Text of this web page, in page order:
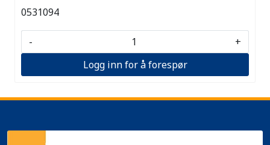
0531094
-
+
Logg inn for å forespør